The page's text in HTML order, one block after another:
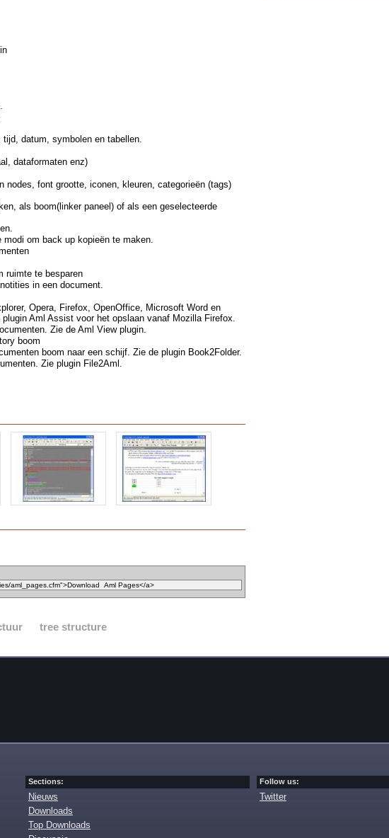
datum, symbolen en tabellen.
dataformaten enz)
nodes, font grootte, iconen, kleuren, categorieën (tags)
als boom(linker paneel) of als een geselecteerde
om back up kopieën te maken.
ruimte te besparen
in een document.
Opera, Firefox, OpenOffice, Microsoft Word en
Aml Assist voor het opslaan vanaf Mozilla Firefox.
Zie de Aml View plugin.
boom
boom naar een schijf. Zie de plugin Book2Folder.
Zie plugin File2Aml.
tree structure
Sections:
Nieuws
Downloads
Top Downloads
Follow us:
Twitter